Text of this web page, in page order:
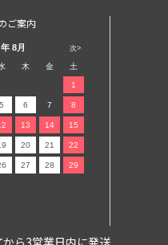
ご案内
次>
年 8月
木 金 土
1
5 6 7 8
13 14 15
20 21 22
27 28 29
ら3営業日内に発送